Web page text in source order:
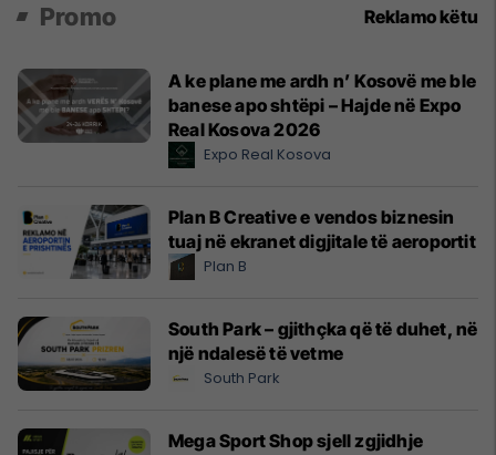
Promo Reklamo këtu
A ke plane me ardh n’ Kosovë me ble
banese apo shtëpi – Hajde në Expo
Real Kosova 2026
Expo Real Kosova
Plan B Creative e vendos biznesin
tuaj në ekranet digjitale të aeroportit
Plan B
South Park – gjithçka që të duhet, në
një ndalesë të vetme
South Park
Mega Sport Shop sjell zgjidhje